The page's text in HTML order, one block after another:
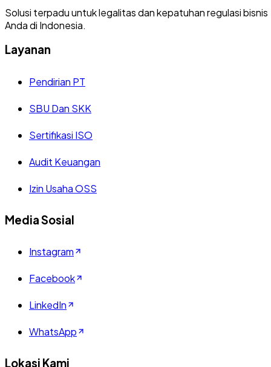
Solusi terpadu untuk legalitas dan kepatuhan regulasi bisnis
Anda di Indonesia.
Layanan
Pendirian PT
SBU Dan SKK
Sertifikasi ISO
Audit Keuangan
Izin Usaha OSS
Media Sosial
Instagram
Facebook
LinkedIn
WhatsApp
Lokasi Kami